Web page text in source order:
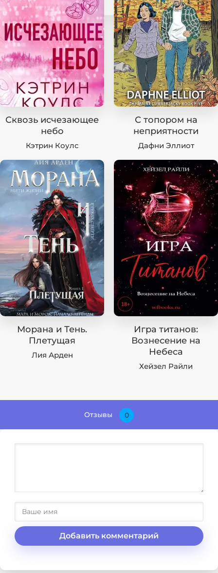
Сквозь исчезающее
небо
Кэтрин Коулc
С топором на
неприятности
Дафни Эллиот
Морана и Тень.
Плетущая
Лия Арден
Игра титанов:
Вознесение на
Небеса
Хейзел Райли
Отзывы 0
Добавить комментарий